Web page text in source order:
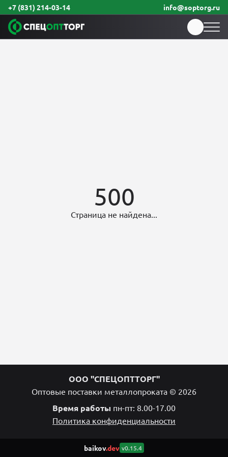
+7 (831) 214-03-14 info@soptorg.ru
500
Страница не найдена...
ООО "СПЕЦОПТТОРГ"
Оптовые поставки металлопроката © 2026
Время работы пн-пт: 8.00-17.00
Политика конфиденциальности
baikov.dev v0.15.4